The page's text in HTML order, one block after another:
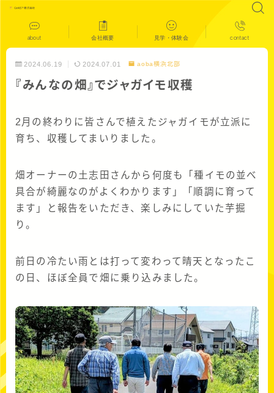
about 会社概要 見学・体験会 contact
2024.06.19 2024.07.01 aoba横浜北部
『みんなの畑』でジャガイモ収穫
2月の終わりに皆さんで植えたジャガイモが立派に
育ち、収穫してまいりました。
畑オーナーの土志田さんから何度も「種イモの並べ
具合が綺麗なのがよくわかります」「順調に育って
ます」と報告をいただき、楽しみにしていた芋掘
り。
前日の冷たい雨とは打って変わって晴天となったこ
の日、ほぼ全員で畑に乗り込みました。